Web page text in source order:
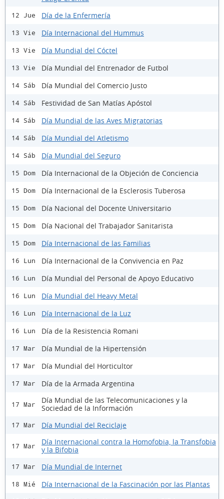
12 Jue Día de la Enfermería
13 Vie Día Internacional del Hummus
13 Vie Día Mundial del Cóctel
13 Vie Día Mundial del Entrenador de Futbol
14 Sáb Día Mundial del Comercio Justo
14 Sáb Festividad de San Matías Apóstol
14 Sáb Día Mundial de las Aves Migratorias
14 Sáb Día Mundial del Atletismo
14 Sáb Día Mundial del Seguro
15 Dom Día Internacional de la Objeción de Conciencia
15 Dom Día Internacional de la Esclerosis Tuberosa
15 Dom Día Nacional del Docente Universitario
15 Dom Día Nacional del Trabajador Sanitarista
15 Dom Día Internacional de las Familias
16 Lun Día Internacional de la Convivencia en Paz
16 Lun Día Mundial del Personal de Apoyo Educativo
16 Lun Día Mundial del Heavy Metal
16 Lun Día Internacional de la Luz
16 Lun Día de la Resistencia Romani
17 Mar Día Mundial de la Hipertensión
17 Mar Día Mundial del Horticultor
17 Mar Día de la Armada Argentina
17 Mar
Día Mundial de las Telecomunicaciones y la
Sociedad de la Información
17 Mar Día Mundial del Reciclaje
17 Mar
Día Internacional contra la Homofobia, la Transfobia
y la Bifobia
17 Mar Día Mundial de Internet
18 Mié Día Internacional de la Fascinación por las Plantas